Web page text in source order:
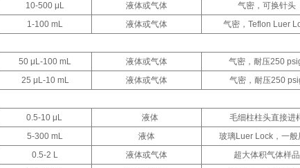
10-500 μL 液体或气体
气密，可换针头
1-100 mL 液体或气体
气密，Teflon Luer
50 μL-100 mL 液体或气体
气密，耐压250
25 μL-10 mL 液体或气体
气密，耐压250
0.5-10 μL 液体
毛细柱柱头直接进
5-300 mL 液体
玻璃Luer Lock，一般
0.5-2 L 液体或气体
超大体积气体样品